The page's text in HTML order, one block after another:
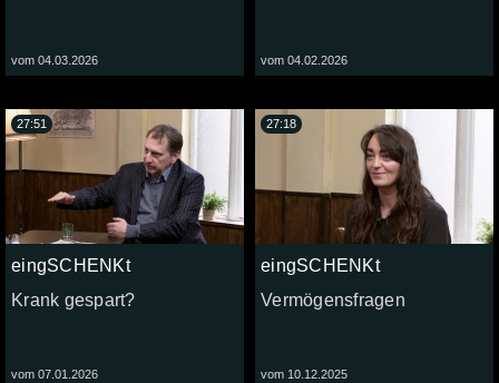
vom 04.03.2026 vom 04.02.2026
eingSCHENKt
Krank gespart?
vom 07.01.2026
27:51
eingSCHENKt
Vermögensfragen
vom 10.12.2025
27:18